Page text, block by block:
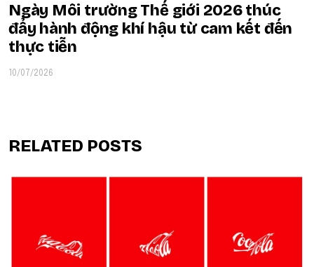
Ngày Môi trường Thế giới 2026 thúc
đẩy hành động khí hậu từ cam kết đến
thực tiễn
10/07/2026
RELATED POSTS